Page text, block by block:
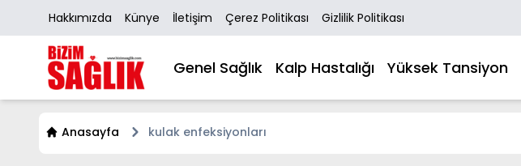
Hakkımızda Künye İletişim Çerez Politikası Gizlilik Politikası
Genel Sağlık Kalp Hastalığı Yüksek Tansiyon
Anasayfa kulak enfeksiyonları